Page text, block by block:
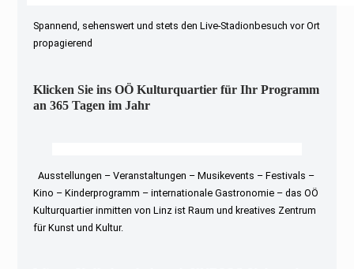
Spannend, sehenswert und stets den Live-Stadionbesuch vor Ort
propagierend
Klicken Sie ins OÖ Kulturquartier für Ihr Programm
an 365 Tagen im Jahr
Ausstellungen – Veranstaltungen – Musikevents – Festivals –
Kino – Kinderprogramm – internationale Gastronomie – das OÖ
Kulturquartier inmitten von Linz ist Raum und kreatives Zentrum
für Kunst und Kultur.